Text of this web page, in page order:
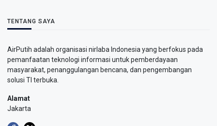
TENTANG SAYA
AirPutih adalah organisasi nirlaba Indonesia yang berfokus pada
pemanfaatan teknologi informasi untuk pemberdayaan
masyarakat, penanggulangan bencana, dan pengembangan
solusi TI terbuka.
Alamat
Jakarta